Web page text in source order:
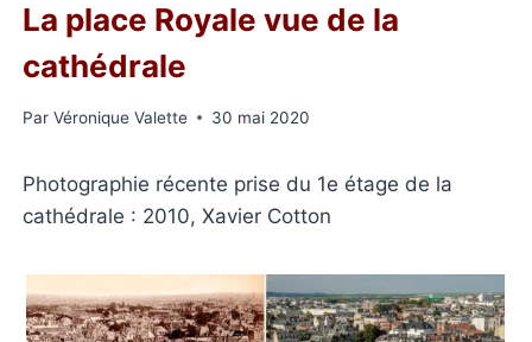
La place Royale vue de la
cathédrale
Par Véronique Valette 30 mai 2020
Photographie récente prise du 1e étage de la
cathédrale : 2010, Xavier Cotton